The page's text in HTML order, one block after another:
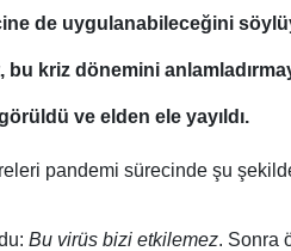
de uygulanabileceğini
kriz dönemini
ve elden ele yayıldı.
pandemi sürecinde şu
Bu virüs bizi etkilemez. Sonra